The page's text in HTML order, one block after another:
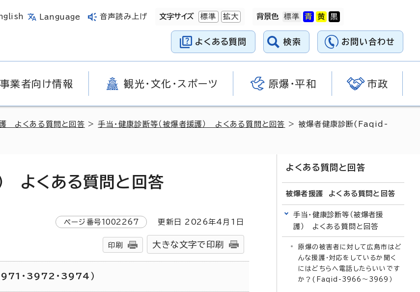
Language 音声読み上げ 文字サイズ 標準 拡大 背景色
よくある質問 検索 お問い合わせ
事業者向け情報 観光・文化・スポーツ 原爆・平和 市政
よくある質問と回答 >手当・健康診断等（被爆者援護） よくある質問と回答 > 被爆者健康診断(Faqid-
よくある質問と回答
ページ番号1002267 更新日 2026年4月1日
印刷 大きな文字で印刷
・3972・3974）
よくある質問と回答
被爆者援護 よくある質問と回答
手当・健康診断等（被爆者援
護） よくある質問と回答
原爆の被害者に対して広島市はど
んな援護・対応をしているか聞く
にはどちらへ電話したらいいです
か？(Faqid-3966～3969）